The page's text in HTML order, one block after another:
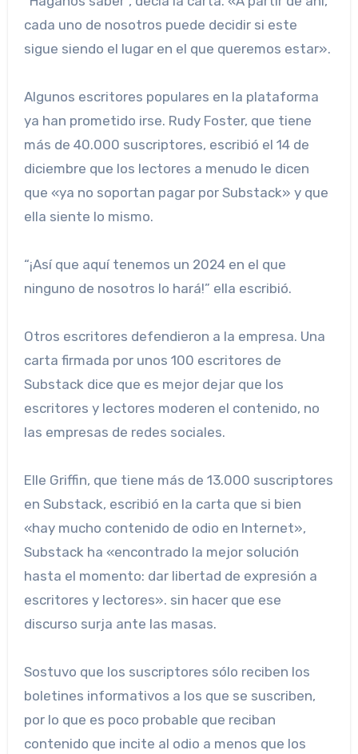
cada uno de nosotros puede decidir si este
sigue siendo el lugar en el que queremos estar».
Algunos escritores populares en la plataforma
ya han prometido irse. Rudy Foster, que tiene
más de 40.000 suscriptores, escribió el 14 de
diciembre que los lectores a menudo le dicen
que «ya no soportan pagar por Substack» y que
ella siente lo mismo.
“¡Así que aquí tenemos un 2024 en el que
ninguno de nosotros lo hará!” ella escribió.
Otros escritores defendieron a la empresa. Una
carta firmada por unos 100 escritores de
Substack dice que es mejor dejar que los
escritores y lectores moderen el contenido, no
las empresas de redes sociales.
Elle Griffin, que tiene más de 13.000 suscriptores
en Substack, escribió en la carta que si bien
«hay mucho contenido de odio en Internet»,
Substack ha «encontrado la mejor solución
hasta el momento: dar libertad de expresión a
escritores y lectores». sin hacer que ese
discurso surja ante las masas.
Sostuvo que los suscriptores sólo reciben los
boletines informativos a los que se suscriben,
por lo que es poco probable que reciban
contenido que incite al odio a menos que los